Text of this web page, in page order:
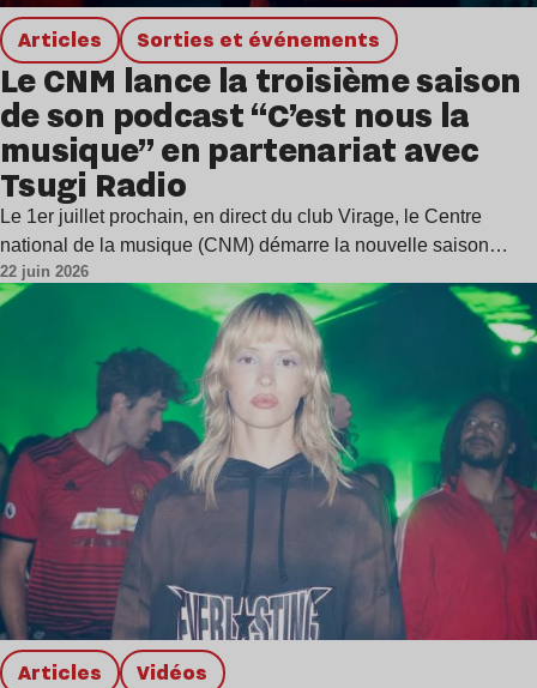
Articles Sorties et événements
Le CNM lance la troisième saison
de son podcast “C’est nous la
musique” en partenariat avec
Tsugi Radio
Le 1er juillet prochain, en direct du club Virage, le Centre
national de la musique (CNM) démarre la nouvelle saison…
22 juin 2026
Articles Vidéos